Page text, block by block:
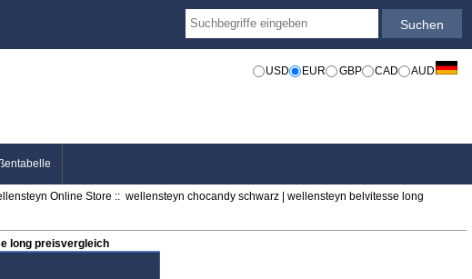
USD EUR GBP CAD AUD
Online Store :: wellensteyn chocandy schwarz | wellensteyn belvitesse long
long preisvergleich